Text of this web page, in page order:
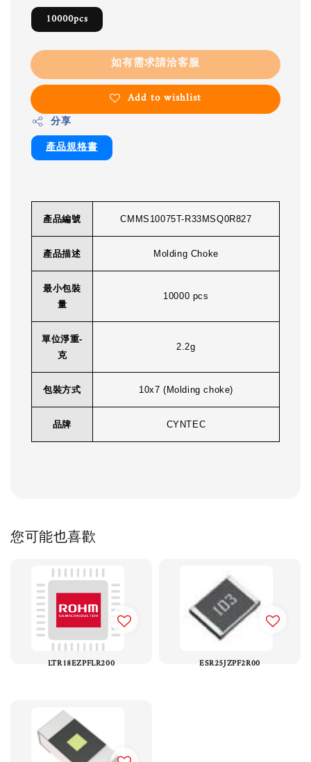
10000pcs
如有需求請洽客服
Add to wishlist
分享
產品規格書
產品編號 CMMS10075T-R33MSQ0R827
產品描述 Molding Choke
最小包裝
量
10000 pcs
單位淨重-
克
2.2g
包裝方式 10x7 (Molding choke)
品牌 CYNTEC
您可能也喜歡
LTR18EZPFLR200 ESR25JZPF2R00